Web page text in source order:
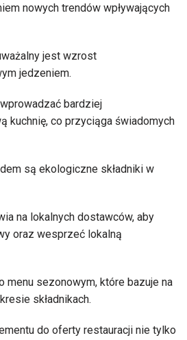
nowych trendów wpływających
jest wzrost
jedzeniem.
bardziej
kuchnię, co przyciąga świadomych
są ekologiczne składniki w
na lokalnych dostawców, aby
oraz wesprzeć lokalną
menu sezonowym, które bazuje na
składnikach.
do oferty restauracji nie tylko